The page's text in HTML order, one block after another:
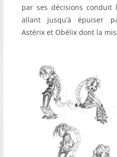
par ses décisions conduit
allant jusqu’à épuiser
Astérix et Obélix dont la